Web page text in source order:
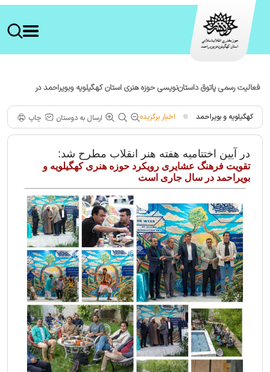
فعالیت رسمی پاتوق داستان‌نویسی حوزه هنری استان کهگیلویه وبویراحمد در
شهرستان لنده
کهگیلویه و بویراحمد اخبار برگزیده ارسال به دوستان چاپ
در آیین اختتامیه هفته هنر انقلاب مطرح شد:
تقویت فرهنگ عشایری رویکرد حوزه هنری کهگیلویه و
بویراحمد در سال جاری است